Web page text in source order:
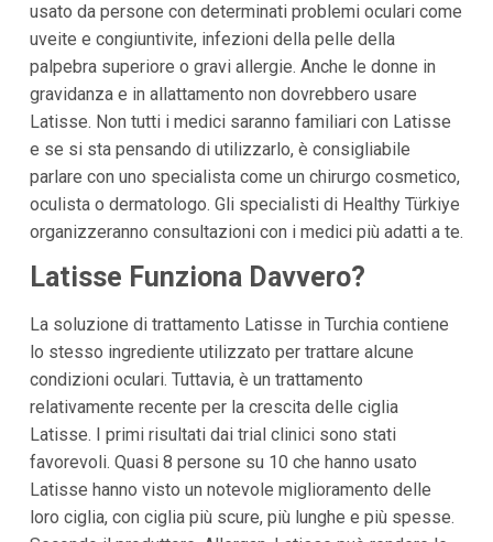
usato da persone con determinati problemi oculari come
uveite e congiuntivite, infezioni della pelle della
palpebra superiore o gravi allergie. Anche le donne in
gravidanza e in allattamento non dovrebbero usare
Latisse. Non tutti i medici saranno familiari con Latisse
e se si sta pensando di utilizzarlo, è consigliabile
parlare con uno specialista come un chirurgo cosmetico,
oculista o dermatologo. Gli specialisti di Healthy Türkiye
organizzeranno consultazioni con i medici più adatti a te.
Latisse Funziona Davvero?
La soluzione di trattamento Latisse in Turchia contiene
lo stesso ingrediente utilizzato per trattare alcune
condizioni oculari. Tuttavia, è un trattamento
relativamente recente per la crescita delle ciglia
Latisse. I primi risultati dai trial clinici sono stati
favorevoli. Quasi 8 persone su 10 che hanno usato
Latisse hanno visto un notevole miglioramento delle
loro ciglia, con ciglia più scure, più lunghe e più spesse.